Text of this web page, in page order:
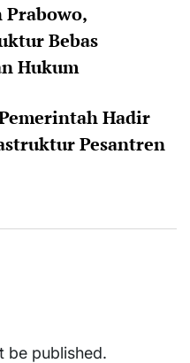
Prabowo,
Bebas
Hukum
Hadir
Pesantren
be published.